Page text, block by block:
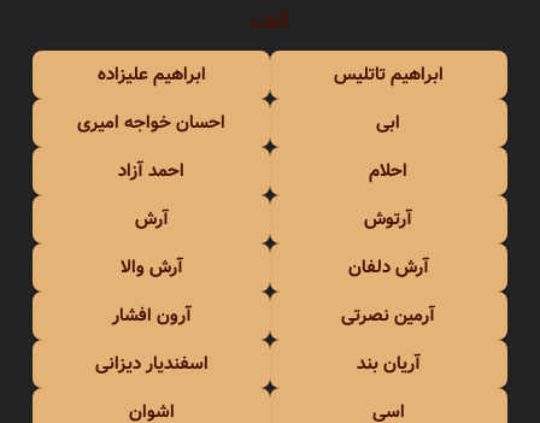
الف
ابراهیم تاتلیس
ابراهیم علیزاده
ابی
احسان خواجه امیری
احلام
احمد آزاد
آرتوش
آرش
آرش دلفان
آرش والا
آرمین نصرتی
آرون افشار
آریان بند
اسفندیار دیزانی
اسی
اشوان